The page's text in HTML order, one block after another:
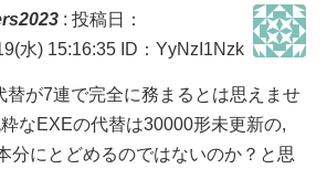
: 投稿日：
水) 15:16:35 ID：YyNzI1Nzk
替が7連で完全に務まるとは思えませ
なEXEの代替は30000形未更新の,
分にとどめるのではないのか？と思